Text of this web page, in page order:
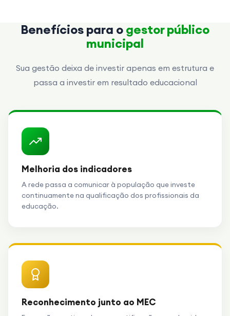
Benefícios para o gestor público
municipal
Sua gestão deixa de investir apenas em estrutura e
passa a investir em resultado educacional
Melhoria dos indicadores
A rede passa a comunicar à população que investe
continuamente na qualificação dos profissionais da
educação.
Reconhecimento junto ao MEC